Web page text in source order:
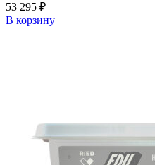
53 295 ₽
В корзину